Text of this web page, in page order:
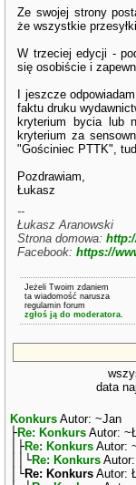
Ze swojej strony
że wszystkie
W trzeciej edycji -
się osobiście i
I jeszcze
faktu druku
kryterium bycia lub
kryterium za
"Gościniec PTTK",
Pozdrawiam,
Łukasz
--
Łukasz Aranowski
Strona domowa:
Facebook:https://
Jeżeli Twoim zdaniem
ta wiadomość narusza
regulamin forum
zgłoś ją do moderatora.
data
Konkurs Autor: ~Jan
├Re: Konkurs Autor:
│├Re: Konkurs Autor:
││└Re: Konkurs
│└Re: Konkurs Autor: